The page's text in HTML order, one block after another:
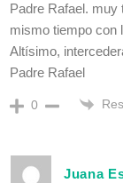
Padre Rafael. muy
mismo tiempo con
Altísimo,
Padre Rafael
0
Juana